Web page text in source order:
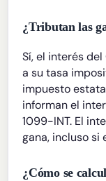
¿Tributan las
Sí, el interés
a su tasa
impuesto
informan el
1099-INT. El
gana, incluso si
¿Cómo se